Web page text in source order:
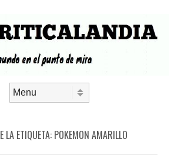
LA ETIQUETA: POKEMON AMARILLO